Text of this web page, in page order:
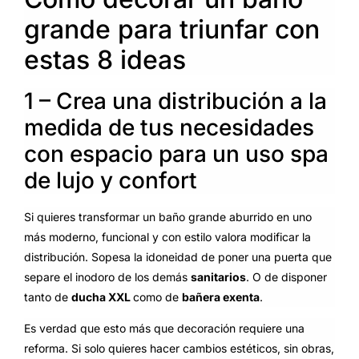
grande para triunfar con
estas 8 ideas
1 – Crea una distribución a la
medida de tus necesidades
con espacio para un uso spa
de lujo y confort
Si quieres transformar un baño grande aburrido en uno
más moderno, funcional y con estilo valora modificar la
distribución. Sopesa la idoneidad de poner una puerta que
separe el inodoro de los demássanitarios. O de disponer
tanto deducha XXLcomo debañera exenta.
Es verdad que esto más que decoración requiere una
reforma. Si solo quieres hacer cambios estéticos, sin obras,